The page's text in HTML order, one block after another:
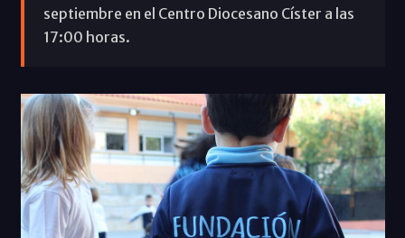
septiembre en el Centro Diocesano Císter a las
17:00 horas.